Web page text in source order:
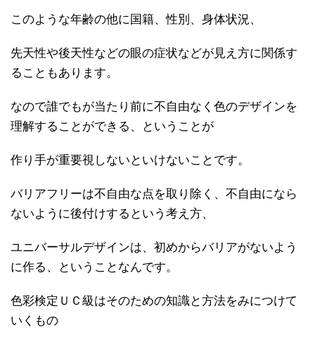
このような年齢の他に国籍、性別、身体状況、
先天性や後天性などの眼の症状などが見え方に関係す
ることもあります。
なので誰でもが当たり前に不自由なく色のデザインを
理解することができる、ということが
作り手が重要視しないといけないことです。
バリアフリーは不自由な点を取り除く、不自由になら
ないように後付けするという考え方、
ユニバーサルデザインは、初めからバリアがないよう
に作る、ということなんです。
色彩検定ＵＣ級はそのための知識と方法をみにつけて
いくもの